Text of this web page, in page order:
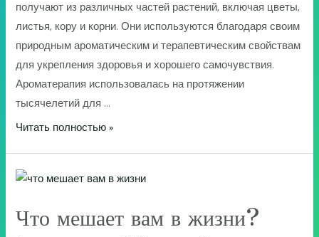
получают из различных частей растений, включая цветы,
листья, кору и корни. Они используются благодаря своим
природным ароматическим и терапевтическим свойствам
для укрепления здоровья и хорошего самочувствия.
Ароматерапия использовалась на протяжении
тысячелетий для …
Ароматерапия
Читать полностью »
Что мешает вам в жизни?